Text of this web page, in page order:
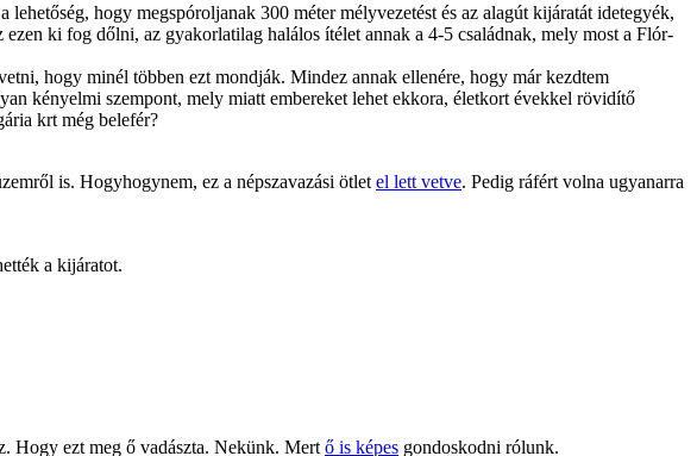
hogy megspóroljanak 300 méter mélyvezetést és az alagút kijáratát idetegyék,
ki fog dőlni, az gyakorlatilag halálos ítélet annak a 4-5 családnak, mely most a Flór-
hogy minél többen ezt mondják. Mindez annak ellenére, hogy már kezdtem
kényelmi szempont, mely miatt embereket lehet ekkora, életkort évekkel rövidítő
krt még belefér?
is. Hogyhogynem, ez a népszavazási ötlet el lett vetve. Pedig ráfért volna ugyanarra
a kijáratot.
Hogy ezt meg ő vadászta. Nekünk. Mert ő is képes gondoskodni rólunk.